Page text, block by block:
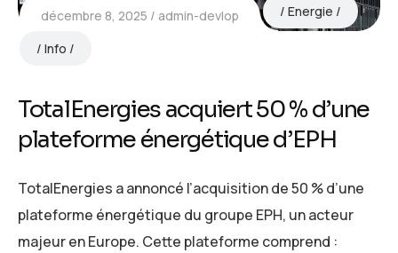
décembre 8, 2025 admin-devlop Energie
Info
TotalEnergies acquiert 50 % d’une
plateforme énergétique d’EPH
TotalEnergies a annoncé l’acquisition de 50 % d’une
plateforme énergétique du groupe EPH, un acteur
majeur en Europe. Cette plateforme comprend :